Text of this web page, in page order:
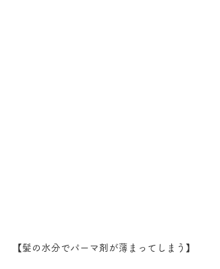
【髪の水分でパーマ剤が薄まってしまう】